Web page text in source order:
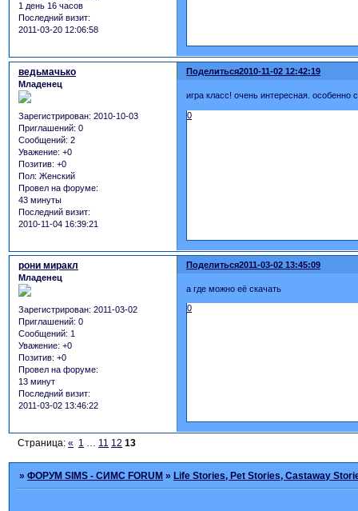
1 день 16 часов
Последний визит:
2011-03-20 12:06:58
Поделиться2010-11-02 12:42:19
ведьмачько
Младенец
Зарегистрирован: 2010-10-03
Приглашений: 0
Сообщений: 2
Уважение: +0
Позитив: +0
Пол: Женский
Провел на форуме:
43 минуты
Последний визит:
2010-11-04 16:39:21
игра класс! очень интересная. особенно
0
Поделиться2011-03-02 13:45:09
рони миракл
Младенец
Зарегистрирован: 2011-03-02
Приглашений: 0
Сообщений: 1
Уважение: +0
Позитив: +0
Провел на форуме:
13 минут
Последний визит:
2011-03-02 13:46:22
а где можно её скачать
0
Страница:« 1 11 12 13
»ФОРУМ SIMS - СИМС FORUM » Life Stories, Pet Stories, Castaway